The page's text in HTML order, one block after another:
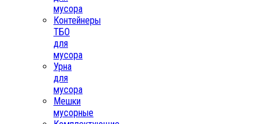
мусора
Контейнеры
ТБО
для
мусора
Урна
для
мусора
Мешки
мусорные